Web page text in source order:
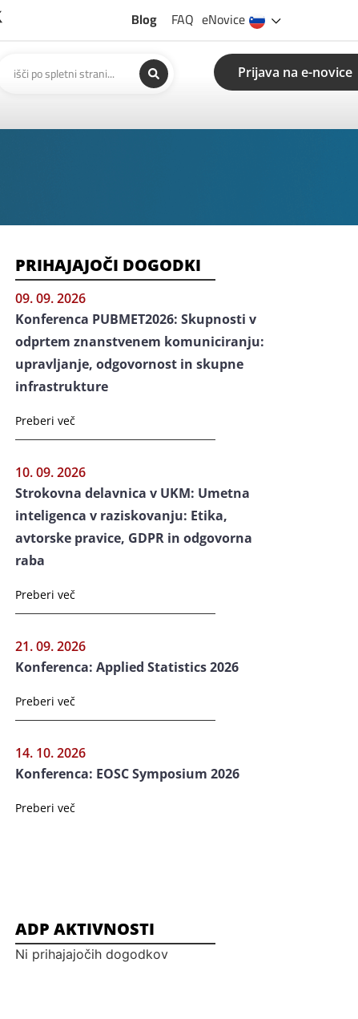
Blog FAQ eNovice
Prijava na e-novice
PRIHAJAJOČI DOGODKI
09. 09. 2026
Konferenca PUBMET2026: Skupnosti v
odprtem znanstvenem komuniciranju:
upravljanje, odgovornost in skupne
infrastrukture
Preberi več
10. 09. 2026
Strokovna delavnica v UKM: Umetna
inteligenca v raziskovanju: Etika,
avtorske pravice, GDPR in odgovorna
raba
Preberi več
21. 09. 2026
Konferenca: Applied Statistics 2026
Preberi več
14. 10. 2026
Konferenca: EOSC Symposium 2026
Preberi več
ADP AKTIVNOSTI
Ni prihajajočih dogodkov